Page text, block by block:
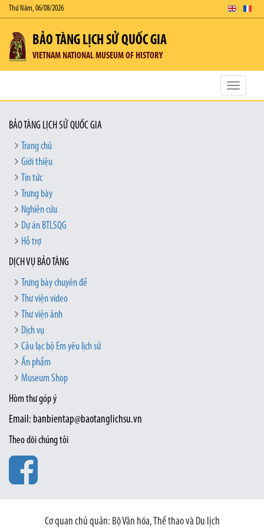
Thứ Năm, 06/08/2026
BẢO TÀNG LỊCH SỬ QUỐC GIA
VIETNAM NATIONAL MUSEUM OF HISTORY
Toggle
BẢO TÀNG LỊCH SỬ QUỐC GIA
Trang chủ
Giới thiệu
Tin tức
Trưng bày
Nghiên cứu
Dự án BTLSQG
Hỗ trợ
DỊCH VỤ BẢO TÀNG
Trưng bày chuyên đề
Thư viện video
Thư viện ảnh
Dịch vụ
Câu lạc bộ Em yêu lịch sử
Ấn phẩm
Museum Shop
Hòm thư góp ý
Email: banbientap@baotanglichsu.vn
Theo dõi chúng tôi
Cơ quan chủ quản: Bộ Văn hóa, Thể thao và Du lịch